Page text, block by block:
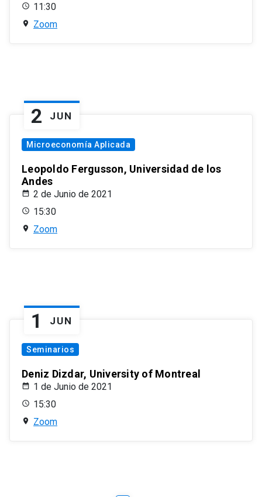
11:30
Zoom
2 JUN
Microeconomía Aplicada
Leopoldo Fergusson, Universidad de los
Andes
2 de Junio de 2021
15:30
Zoom
1 JUN
Seminarios
Deniz Dizdar, University of Montreal
1 de Junio de 2021
15:30
Zoom